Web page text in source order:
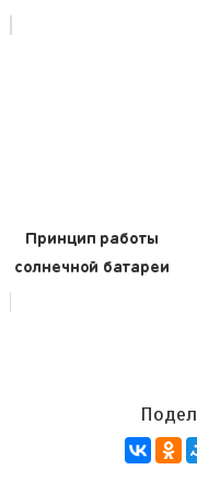
Принцип работы
солнечной батареи